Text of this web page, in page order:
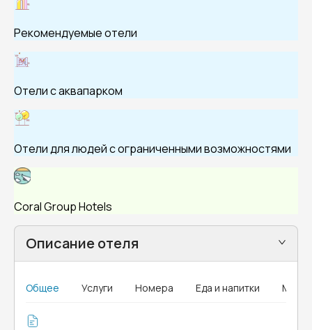
Рекомендуемые отели
Отели с аквапарком
Отели для людей с ограниченными возможностями
Coral Group Hotels
Описание отеля
Общее Услуги Номера Еда и напитки MICE